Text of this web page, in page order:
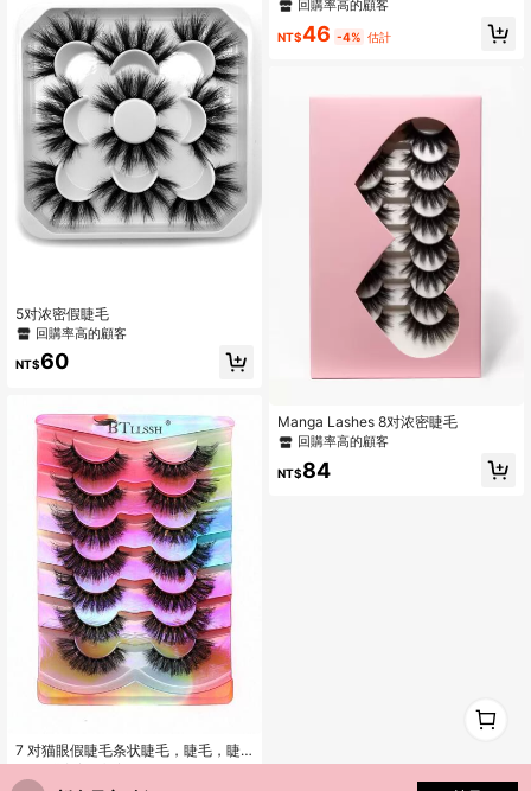
5对浓密假睫毛
回購率高的顧客
NT$60
7 对猫眼假睫毛条状睫毛，睫毛，睫
毛，假睫毛
回購率高的顧客
回購率高的顧客
NT$46 -4% 估計
Manga Lashes 8对浓密睫毛
回購率高的顧客
NT$84